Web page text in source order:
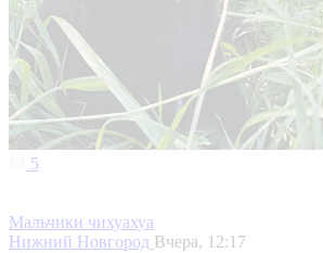
5
Мальчики чихуахуа
Нижний Новгород Вчера, 12:17